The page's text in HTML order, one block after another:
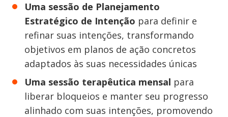
Uma sessão de Planejamento
Estratégico de Intenção para definir e
refinar suas intenções, transformando
objetivos em planos de ação concretos
adaptados às suas necessidades únicas
Uma sessão terapêutica mensal para
liberar bloqueios e manter seu progresso
alinhado com suas intenções, promovendo